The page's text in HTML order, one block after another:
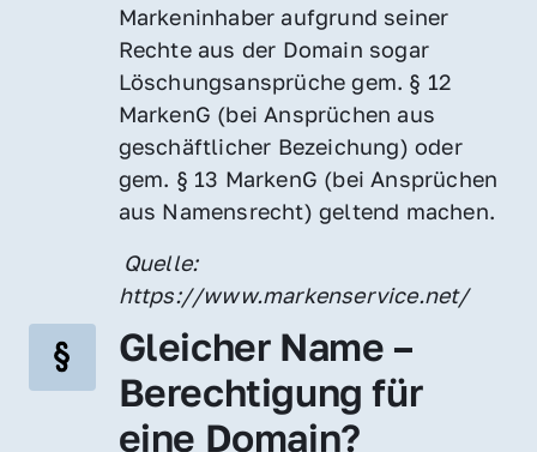
Markeninhaber aufgrund seiner
Rechte aus der Domain sogar
Löschungsansprüche gem. § 12
MarkenG (bei Ansprüchen aus
geschäftlicher Bezeichung) oder
gem. § 13 MarkenG (bei Ansprüchen
aus Namensrecht) geltend machen.
https://www.markenservice.net/
Gleicher Name –
Berechtigung für
eine Domain?